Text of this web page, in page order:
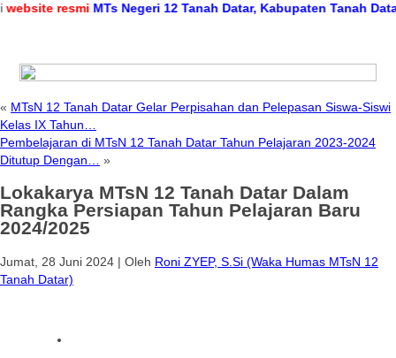
resmi MTs Negeri 12 Tanah Datar, Kabupaten Tanah Datar,
« MTsN 12 Tanah Datar Gelar Perpisahan dan Pelepasan Siswa-Siswi
Kelas IX Tahun…
Pembelajaran di MTsN 12 Tanah Datar Tahun Pelajaran 2023-2024
Ditutup Dengan…
»
Lokakarya MTsN 12 Tanah Datar Dalam
Rangka Persiapan Tahun Pelajaran Baru
2024/2025
Jumat, 28 Juni 2024 | Oleh Roni ZYEP, S.Si (Waka Humas MTsN 12
Tanah Datar)